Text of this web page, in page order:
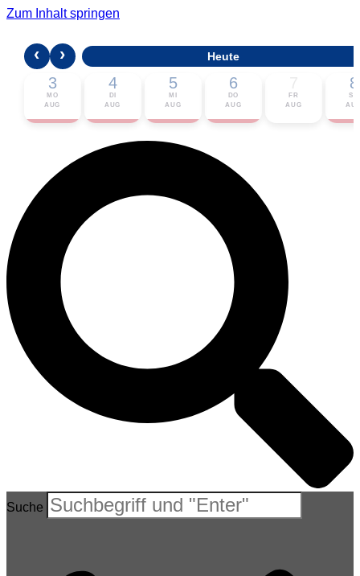
Zum Inhalt springen
🎟 Karten bestellen
‹ › Heute
3
MO
AUG
4
DI
AUG
5
MI
AUG
6
DO
AUG
FR
AUG
8
SA
Suche